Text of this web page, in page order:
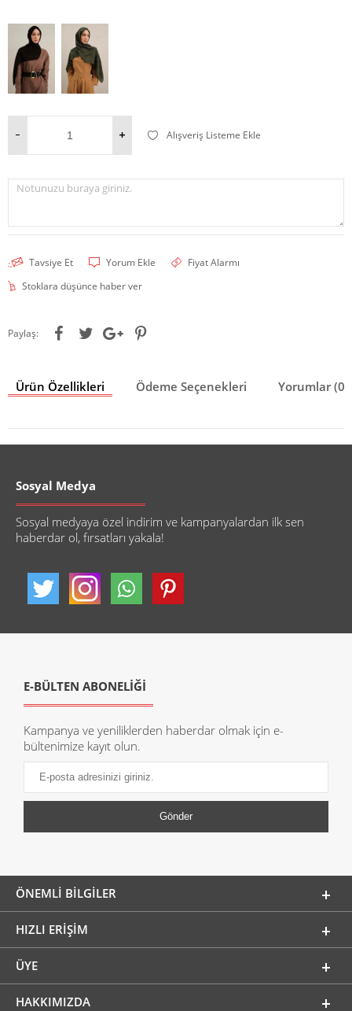
Alışveriş Listeme Ekle
Notunuzu buraya giriniz.
Tavsiye Et Yorum Ekle
Fiyat Alarmı
Stoklara düşünce haber ver
Paylaş:
Ürün Özellikleri Ödeme Seçenekleri Yorumlar (0)
Sosyal Medya
Sosyal medyaya özel indirim ve kampanyalardan ilk sen
haberdar ol, fırsatları yakala!
E-BÜLTEN ABONELİĞİ
Kampanya ve yeniliklerden haberdar olmak için e-
bültenimize kayıt olun.
ÖNEMLI BILGILER
HIZLI ERIŞIM
ÜYE
HAKKIMIZDA